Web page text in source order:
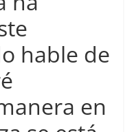
hable de
en